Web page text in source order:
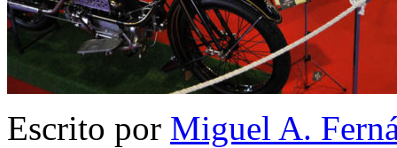
Escrito por Miguel A.